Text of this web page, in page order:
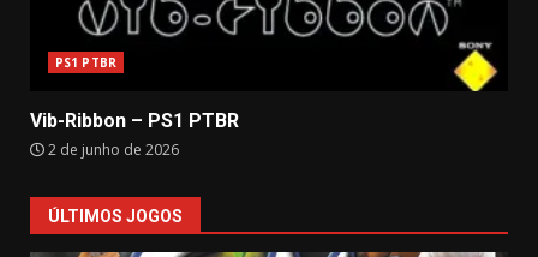
PS1 PTBR
Vib-Ribbon – PS1 PTBR
2 de junho de 2026
ÚLTIMOS JOGOS